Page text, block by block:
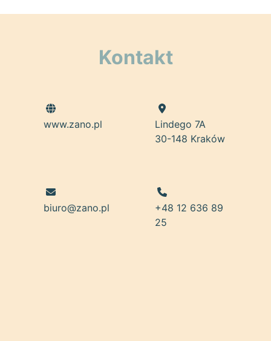
Kontakt
www.zano.pl
Lindego 7A
30-148 Kraków
biuro@zano.pl
+48 12 636 89
25